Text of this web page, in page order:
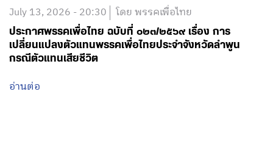
July 13, 2026 - 20:30 โดย พรรคเพื่อไทย
ประกาศพรรคเพื่อไทย ฉบับที่ ๐๒๓/๒๕๖๙ เรื่อง การ
เปลี่ยนแปลงตัวแทนพรรคเพื่อไทยประจำจังหวัดลำพูน
กรณีตัวแทนเสียชีวิต
อ่านต่อ